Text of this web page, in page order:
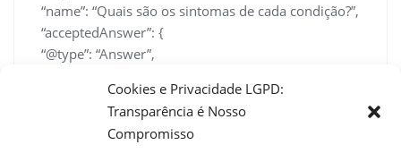
Cookies e Privacidade LGPD:
Transparência é Nosso
Compromisso
“name”: “Quais são os sintomas de cada condição?”,
“acceptedAnswer”: {
“@type”: “Answer”,
como inchaço indolor, sensação de peso
enaumento gradual do escroto. A varicocele pode
causar sensação de peso, dor levenao final do dia,